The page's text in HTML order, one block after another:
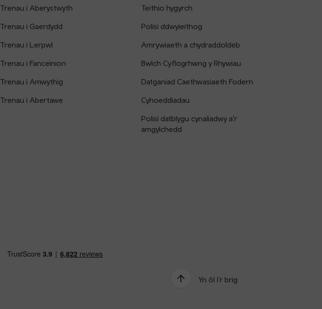
Trenau i Aberystwyth
Trenau i Gaerdydd
Trenau i Lerpwl
Trenau i Fanceinion
Trenau i Amwythig
Trenau i Abertawe
Teithio hygyrch
Polisi ddwyieithog
Amrywiaeth a chydraddoldeb
Bwlch Cyflogrhwng y Rhywiau
Datganiad Caethwasiaeth Fodern
Cyhoeddiadau
Polisi datblygu cynaliadwy a'r
amgylchedd
Yn ôl i’r brig